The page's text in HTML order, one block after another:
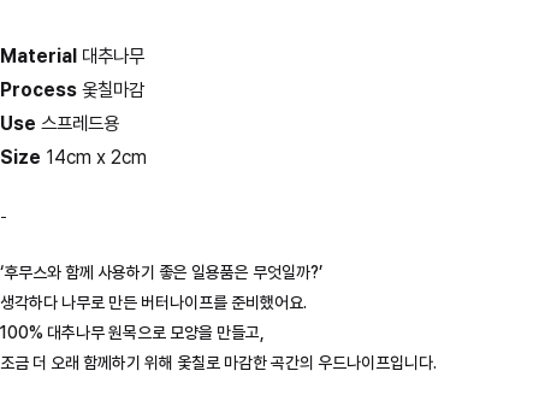
Material 대추나무
Process 옻칠마감
Use 스프레드용
Size 14cm x 2cm
-
‘후무스와 함께 사용하기 좋은 일용품은 무엇일까?’
생각하다 나무로 만든 버터나이프를 준비했어요.
100% 대추나무 원목으로 모양을 만들고,
조금 더 오래 함께하기 위해 옻칠로 마감한 곡간의 우드나이프입니다.